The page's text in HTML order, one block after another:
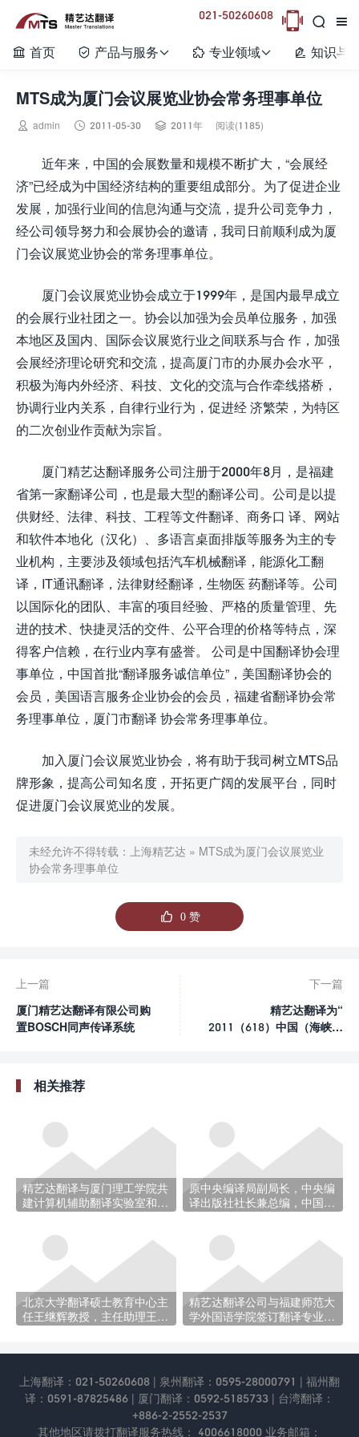


021-50260608 
 首页  产品与服务  专业领域  知识与
MTS成为厦门会议展览业协会常务理事单位
 admin  2011-05-30  2011年 阅读(1185)
近年来，中国的会展数量和规模不断扩大，“会展经
济”已经成为中国经济结构的重要组成部分。为了促进企业
发展，加强行业间的信息沟通与交流，提升公司竞争力，
经公司领导努力和会展协会的邀请，我司日前顺利成为厦
门会议展览业协会的常务理事单位。
厦门会议展览业协会成立于1999年，是国内最早成立
的会展行业社团之一。协会以加强为会员单位服务，加强
本地区及国内、国际会议展览行业之间联系与合 作，加强
会展经济理论研究和交流，提高厦门市的办展办会水平，
积极为海内外经济、科技、文化的交流与合作牵线搭桥，
协调行业内关系，自律行业行为，促进经 济繁荣，为特区
的二次创业作贡献为宗旨。
厦门精艺达翻译服务公司注册于2000年8月，是福建
省第一家翻译公司，也是最大型的翻译公司。公司是以提
供财经、法律、科技、工程等文件翻译、商务口 译、网站
和软件本地化（汉化）、多语言桌面排版等服务为主的专
业机构，主要涉及领域包括汽车机械翻译，能源化工翻
译，IT通讯翻译，法律财经翻译，生物医 药翻译等。公司
以国际化的团队、丰富的项目经验、严格的质量管理、先
进的技术、快捷灵活的交件、公平合理的价格等特点，深
得客户信赖，在行业内享有盛誉。 公司是中国翻译协会理
事单位，中国首批“翻译服务诚信单位”，美国翻译协会的
会员，美国语言服务企业协会的会员，福建省翻译协会常
务理事单位，厦门市翻译 协会常务理事单位。
加入厦门会议展览业协会，将有助于我司树立MTS品
牌形象，提高公司知名度，开拓更广阔的发展平台，同时
促进厦门会议展览业的发展。
未经允许不得转载： 上海精艺达 » MTS成为厦门会议展览业
协会常务理事单位
 0赞
上一篇
厦门精艺达翻译有限公司购
置BOSCH同声传译系统
下一篇
精艺达翻译为“
2011（618）中国（海峡）
相关推荐
精艺达翻译与厦门理工学院共
建计算机辅助翻译实验室和计
原中央编译局副局长，中央编
译出版社社长兼总编，中国翻
公司总经理张南军一行莅临厦
门精艺达翻译服务有限公司参
观指导
北京大学翻译硕士教育中心主
任王继辉教授，主任助理王华
精艺达翻译公司与福建师范大
学外国语学院签订翻译专业硕
上海翻译：021-50260608 | 泉州翻译：0595-28000791 | 福州翻
译：0591-87825486 | 厦门翻译：0592-5185733 | 台湾翻译：
+886-2-2552-2537
其他地区请拨打翻译服务热线： 4006618000 业务邮箱：